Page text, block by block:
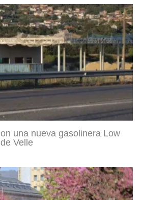
una nueva gasolinera Low
Velle